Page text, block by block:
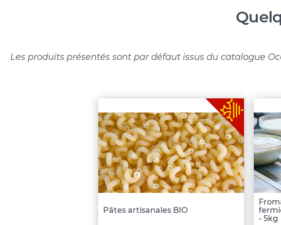
Les produits présentés sont par défaut issus du catalogue
Pâtes artisanales BIO
- 5kg